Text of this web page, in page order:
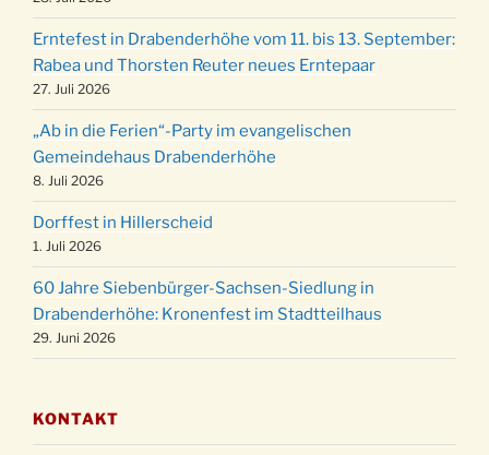
24.12.
Familiengottesdienst mit Krippenspiel im Ev.
Gemeindehaus um 15:00 Uhr
24.12. Familiengottesdienst in der FeG um 16 Uhr
24.12.
Weihnachtsgottesdienst in der Kirche um
15:00 Uhr
24.12.
Weihnachtsgottesdienst in der Kirche um
18:00 Uhr
24.12.
Christmette mit der ev. Jugend in der Kirche
um 23:00 Uhr
31.12.
Gottesdienst zu Silvester in der Kirche um
18:00 Uhr
Erntefest in Drabenderhöhe vom 11. bis 13. September:
Rabea und Thorsten Reuter neues Erntepaar
27. Juli 2026
„Ab in die Ferien“-Party im evangelischen
Gemeindehaus Drabenderhöhe
8. Juli 2026
Dorffest in Hillerscheid
1. Juli 2026
60 Jahre Siebenbürger-Sachsen-Siedlung in
Drabenderhöhe: Kronenfest im Stadtteilhaus
29. Juni 2026
KONTAKT